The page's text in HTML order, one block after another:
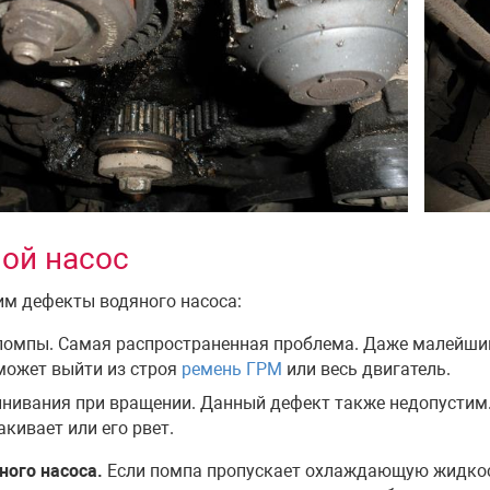
насос
дефекты водяного насоса:
Самая распространенная проблема. Даже
выйти из строя ремень ГРМ или весь двигатель.
при вращении. Данный дефект также
или его рвет.
насоса. Если помпа пропускает охлаждающую